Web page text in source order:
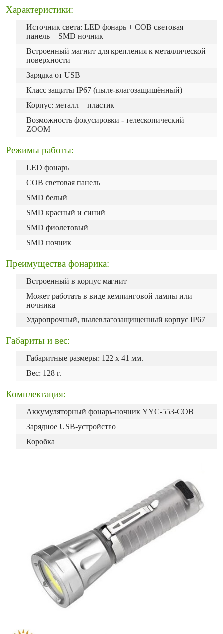
Характеристики:
Источник света: LED фонарь + COB световая
панель + SMD ночник
Встроенный магнит для крепления к металлической
поверхности
Зарядка от USB
Класс защиты IP67 (пыле-влагозащищённый)
Корпус: металл + пластик
Возможность фокусировки - телескопический
ZOOM
Режимы работы:
LED фонарь
COB световая панель
SMD белый
SMD красный и синий
SMD фиолетовый
SMD ночник
Преимущества фонарика:
Встроенный в корпус магнит
Может работать в виде кемпинговой лампы или
ночника
Ударопрочный, пылевлагозащищенный корпус IP67
Габариты и вес:
Габаритные размеры: 122 х 41 мм.
Вес: 128 г.
Комплектация:
Аккумуляторный фонарь-ночник YYC-553-COB
Зарядное USB-устройство
Коробка